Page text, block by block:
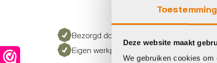
Toestemming
Deze website maakt
We gebruiken cookies
Bezorgd door heel Nederland
Eigen werkplaats met gecertificeerd